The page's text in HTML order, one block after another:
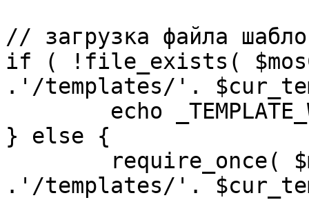
// загрузка файла
if ( !file_exists(
.'/templates/'.
} else {
.'/templates/'.